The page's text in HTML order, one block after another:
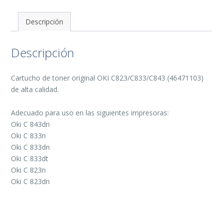
Descripción
Descripción
Cartucho de toner original OKI C823/C833/C843 (46471103)
de alta calidad.
Adecuado para uso en las siguientes impresoras:
Oki C 843dn
Oki C 833n
Oki C 833dn
Oki C 833dt
Oki C 823n
Oki C 823dn